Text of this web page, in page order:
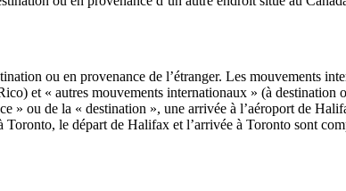
ou en provenance de l’étranger. Les mouvements
et « autres mouvements internationaux » (à destination
» ou de la « destination », une arrivée à l’aéroport de
le départ de Halifax et l’arrivée à Toronto sont